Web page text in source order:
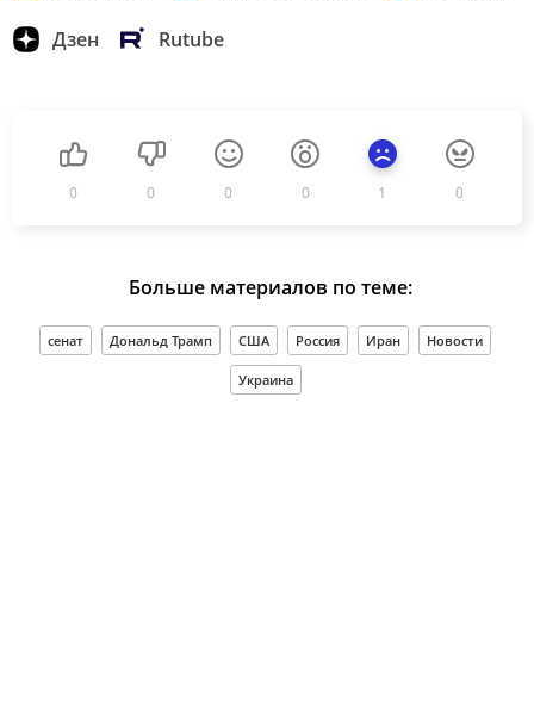
Дзен Rutube
0 0 0 0 1 0
Больше материалов по теме:
сенат Дональд Трамп США Россия Иран Новости
Украина